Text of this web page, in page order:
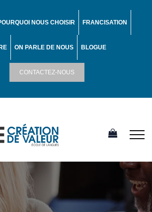
NOUS CHOISIR FRANCISATION
ON PARLE DE NOUS BLOGUE
CONTACTEZ-NOUS